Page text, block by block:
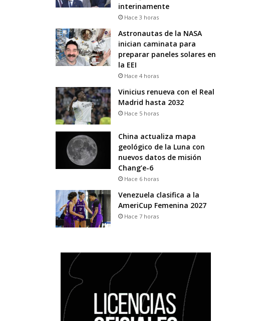
interinamente
Hace 3 horas
Astronautas de la NASA
inician caminata para
preparar paneles solares en
la EEI
Hace 4 horas
Vinicius renueva con el Real
Madrid hasta 2032
Hace 5 horas
China actualiza mapa
geológico de la Luna con
nuevos datos de misión
Chang’e-6
Hace 6 horas
Venezuela clasifica a la
AmeriCup Femenina 2027
Hace 7 horas